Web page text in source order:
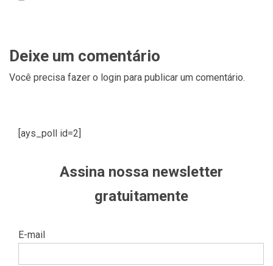
Deixe um comentário
Você precisa fazer o login para publicar um comentário.
[ays_poll id=2]
Assina nossa newsletter
gratuitamente
E-mail